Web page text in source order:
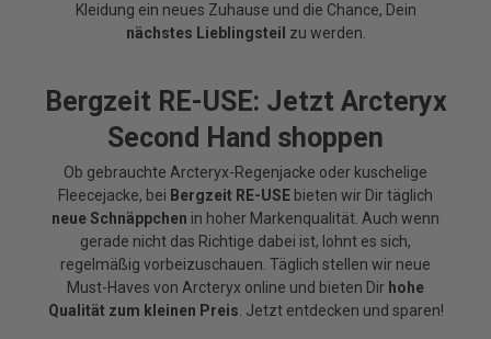
Kleidung ein neues Zuhause und die Chance, Dein
nächstes Lieblingsteil zu werden.
Bergzeit RE-USE: Jetzt Arcteryx
Second Hand shoppen
Ob gebrauchte Arcteryx-Regenjacke oder kuschelige
Fleecejacke, bei Bergzeit RE-USE bieten wir Dir täglich
neue Schnäppchen in hoher Markenqualität. Auch wenn
gerade nicht das Richtige dabei ist, lohnt es sich,
regelmäßig vorbeizuschauen. Täglich stellen wir neue
Must-Haves von Arcteryx online und bieten Dir hohe
Qualität zum kleinen Preis. Jetzt entdecken und sparen!